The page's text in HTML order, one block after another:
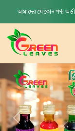
আমাদের যে কোন পণ্য